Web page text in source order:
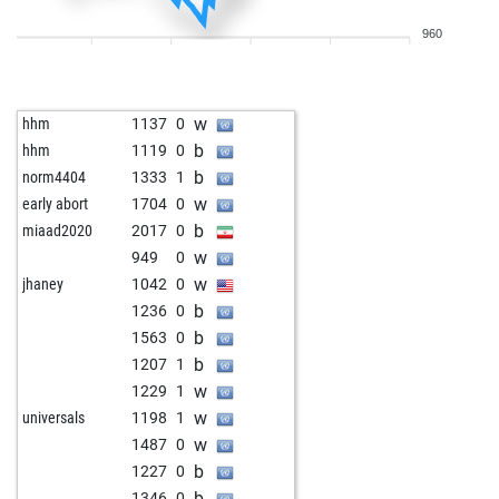
0
w
ayron6 1449 0 w
ayron6 1444 0 b
paulmiller 1413 0 w
paulmiller 1443 1 b
grihm1 1289 0 b
1694 0 w
jerialkiller 1280 0 w
1276 0 b
1245 1 w
1291 0 w
1703 0 b
pochylý 1104 1 w
1202 0 b
1692 0 b
960
hhm 1137 0 w
hhm 1119 0 b
norm4404 1333 1 b
early abort 1704 0 w
miaad2020 2017 0 b
949 0 w
jhaney 1042 0 w
1236 0 b
1563 0 b
1207 1 b
1229 1 w
universals 1198 1 w
1487 0 w
1227 0 b